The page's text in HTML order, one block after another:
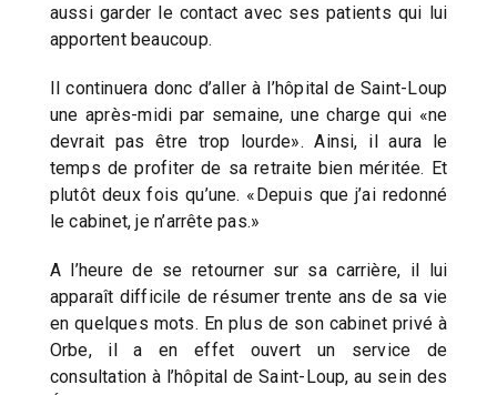
aussi garder le contact avec ses patients qui lui
apportent beaucoup.
Il continuera donc d’aller à l’hôpital de Saint-Loup
une après-midi par semaine, une charge qui «ne
devrait pas être trop lourde». Ainsi, il aura le
temps de profiter de sa retraite bien méritée. Et
plutôt deux fois qu’une. «Depuis que j’ai redonné
le cabinet, je n’arrête pas.»
A l’heure de se retourner sur sa carrière, il lui
apparaît difficile de résumer trente ans de sa vie
en quelques mots. En plus de son cabinet privé à
Orbe, il a en effet ouvert un service de
consultation à l’hôpital de Saint-Loup, au sein des